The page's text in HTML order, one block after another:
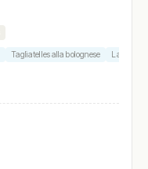
Tagliatelles alla bolognese Lasagne